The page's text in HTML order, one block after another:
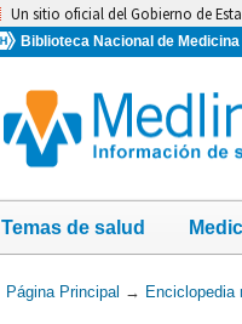
Un sitio oficial del Gobierno de
Biblioteca Nacional de Medicina
Temas de salud
Usted
Página Principal → Enciclopedia